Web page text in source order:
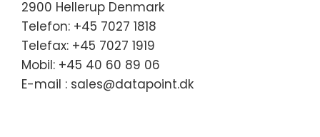
2900 Hellerup Denmark
Telefon: +45 7027 1818
Telefax: +45 7027 1919
Mobil: +45 40 60 89 06
E-mail : sales@datapoint.dk